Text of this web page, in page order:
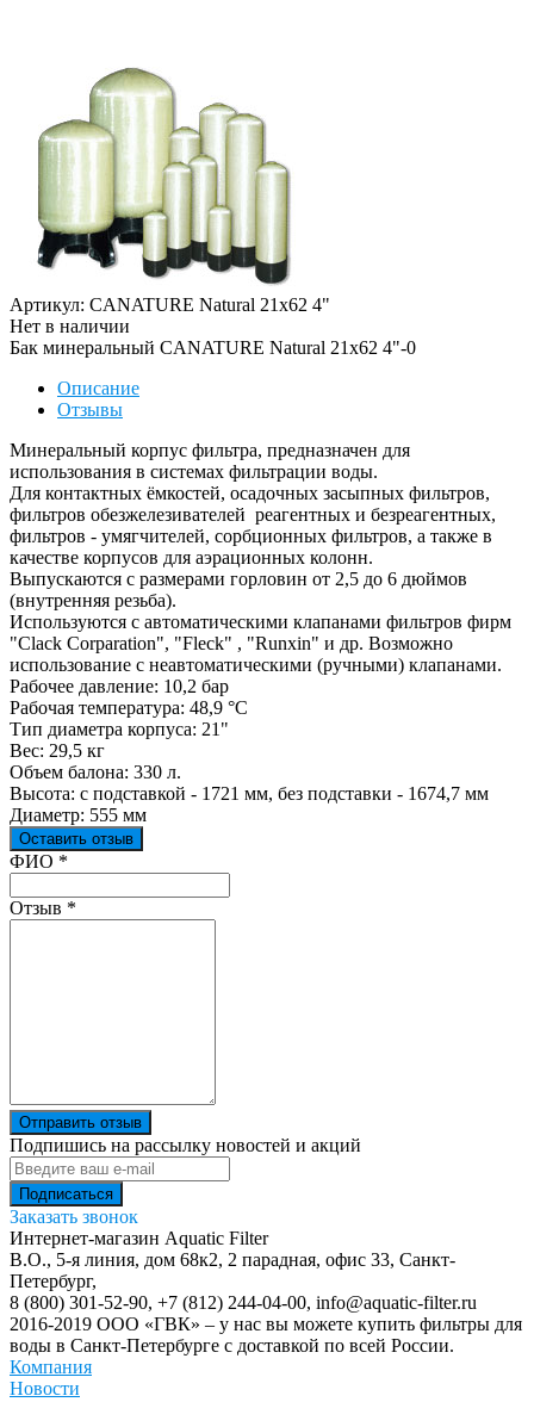
Артикул: CANATURE Natural 21x62 4"
Нет в наличии
Бак минеральный CANATURE Natural 21x62 4"-0
Описание
Отзывы
Минеральный корпус фильтра, предназначен для
использования в системах фильтрации воды.
Для контактных ёмкостей, осадочных засыпных фильтров,
фильтров обезжелезивателей реагентных и безреагентных,
фильтров - умягчителей, сорбционных фильтров, а также в
качестве корпусов для аэрационных колонн.
Выпускаются с размерами горловин от 2,5 до 6 дюймов
(внутренняя резьба).
Используются с автоматическими клапанами фильтров фирм
"Clack Corparation", "Fleck" , "Runxin" и др. Возможно
использование с неавтоматическими (ручными) клапанами.
Рабочее давление: 10,2 бар
Рабочая температура: 48,9 °С
Тип диаметра корпуса: 21"
Вес: 29,5 кг
Объем балона: 330 л.
Высота: с подставкой - 1721 мм, без подставки - 1674,7 мм
Диаметр: 555 мм
Оставить отзыв
Ваш отзыв был отправлен!
ФИО *
Отзыв *
Отправить отзыв
Подпишись на рассылку новостей и акций
Заказать звонок
Интернет-магазин Aquatic Filter
В.О., 5-я линия, дом 68к2, 2 парадная, офис 33, Санкт-
Петербург,
8 (800) 301-52-90, +7 (812) 244-04-00, info@aquatic-filter.ru
2016-2019 ООО «ГВК» – у нас вы можете купить фильтры для
воды в Санкт-Петербурге с доставкой по всей России.
Компания
Новости